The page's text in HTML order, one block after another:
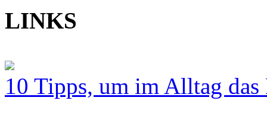
LINKS
10 Tipps, um im Alltag